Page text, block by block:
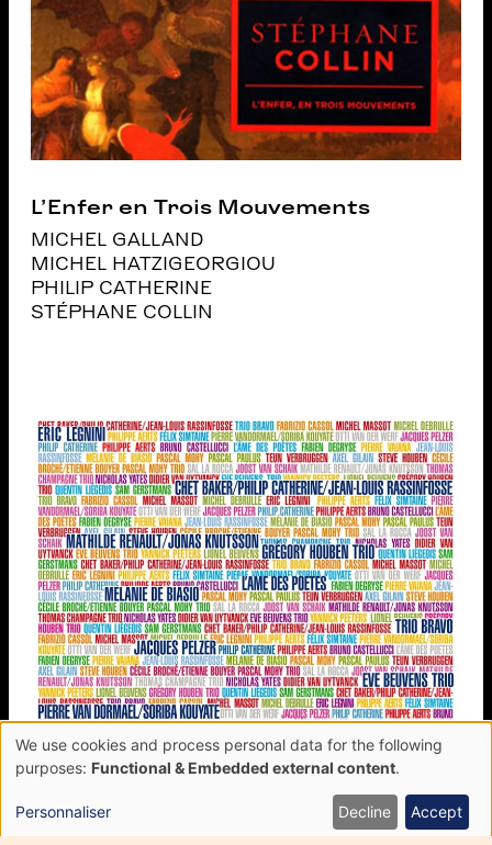
L’Enfer en Trois Mouvements
MICHEL GALLAND
MICHEL HATZIGEORGIOU
PHILIP CATHERINE
STÉPHANE COLLIN
Use
of
personal
data
We use cookies and process personal data for the following
purposes: Functional & Embedded external content.
Personnaliser Decline Accept